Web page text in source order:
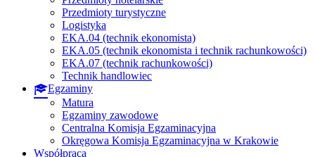
Przedmioty turystyczne
Logistyka
EKA.04 (technik ekonomista)
EKA.05 (technik ekonomista i technik rachunkowości)
EKA.07 (technik rachunkowości)
Technik handlowiec
Egzaminy
Matura
Egzaminy zawodowe
Centralna Komisja Egzaminacyjna
Okręgowa Komisja Egzaminacyjna w Krakowie
Współpraca